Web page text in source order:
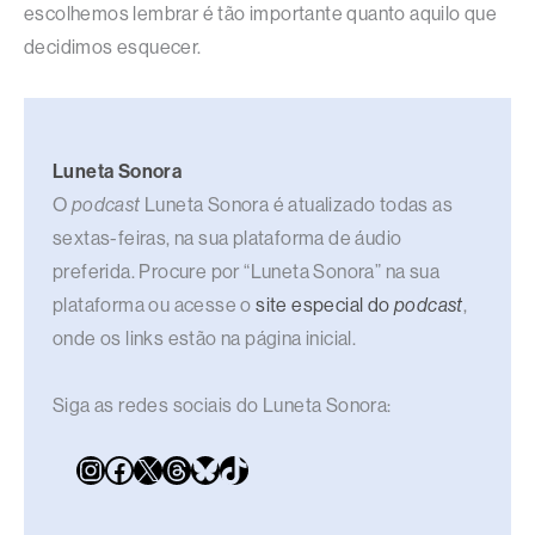
escolhemos lembrar é tão importante quanto aquilo que
decidimos esquecer.
Luneta Sonora
O podcast Luneta Sonora é atualizado todas as
sextas-feiras, na sua plataforma de áudio
preferida. Procure por “Luneta Sonora” na sua
plataforma ou acesse osite especial dopodcast,
onde os links estão na página inicial.
Siga as redes sociais do Luneta Sonora: